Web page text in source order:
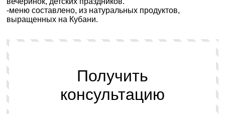
-меню составлено, из натуральных продуктов,
выращенных на Кубани.
Получить
консультацию